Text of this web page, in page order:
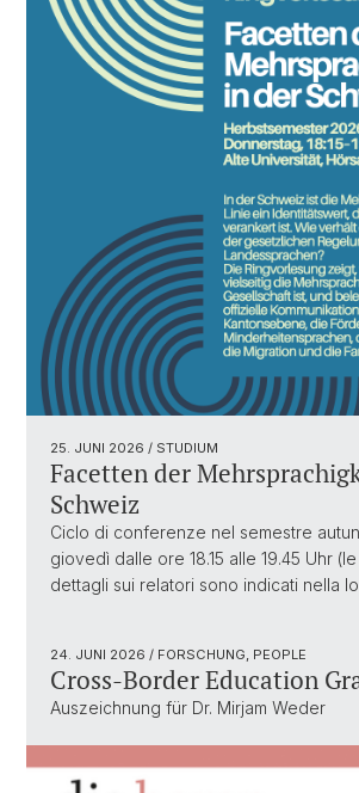
25. JUNI 2026 / STUDIUM
Facetten der
Schweiz
Ciclo di conferenze nel semestre
giovedì dalle ore 18.15 alle 19.45 Uhr
dettagli sui relatori sono indicati nella
24. JUNI 2026 / FORSCHUNG, PEOPLE
Cross-Border Education
Auszeichnung für Dr. Mirjam Weder